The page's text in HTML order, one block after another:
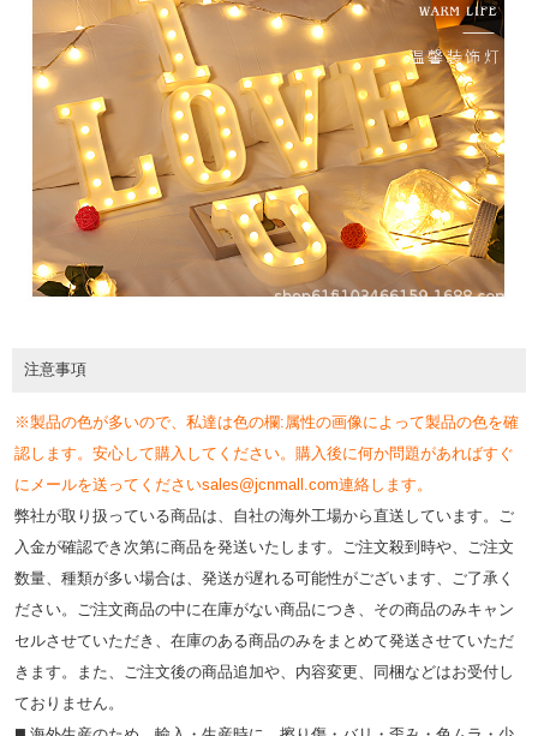
注意事項
※製品の色が多いので、私達は色の欄:属性の画像によって製品の色を確
認します。安心して購入してください。購入後に何か問題があればすぐ
にメールを送ってくださいsales@jcnmall.com連絡します。
弊社が取り扱っている商品は、自社の海外工場から直送しています。ご
入金が確認でき次第に商品を発送いたします。ご注文殺到時や、ご注文
数量、種類が多い場合は、発送が遅れる可能性がございます、ご了承く
ださい。ご注文商品の中に在庫がない商品につき、その商品のみキャン
セルさせていただき、在庫のある商品のみをまとめて発送させていただ
きます。また、ご注文後の商品追加や、内容変更、同梱などはお受付し
ておりません。